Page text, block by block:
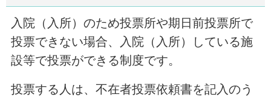
入院（入所）のため投票所や期日前投票所で
投票できない場合、入院（入所）している施
設等で投票ができる制度です。
投票する人は、不在者投票依頼書を記入のう